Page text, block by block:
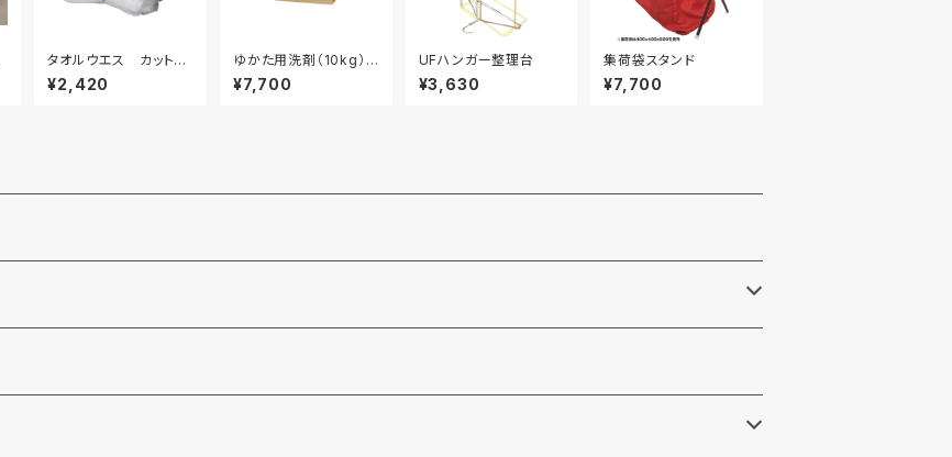
タオルウエス カットも
の 白 5kg
¥2,420
ゆかた用洗剤（10kg）ラ
ンドリー用液体洗剤
¥7,700
UFハンガー整理台
¥3,630
集荷袋スタンド
¥7,700